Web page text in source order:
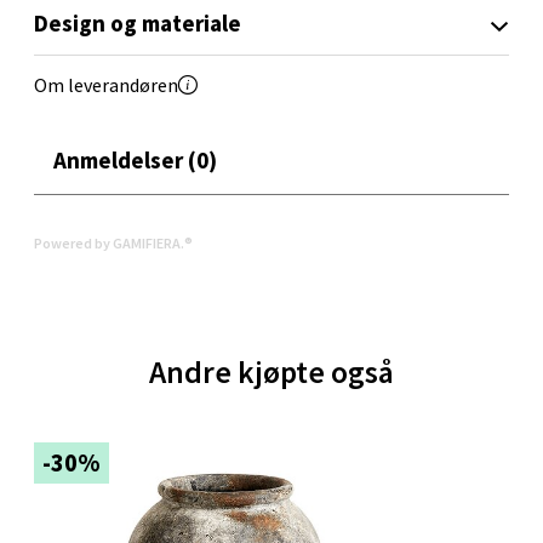
Design og materiale
Om leverandøren
Anmeldelser (0)
Powered by GAMIFIERA.®
Andre kjøpte også
-30%
Aunasenteret, Sunndalsvegen 3, 7340 Oppdal
Åpent i dag 10-19
0 i butikk
Thon Senter Orkanger, Orkdalsveien 113, 7300
Orkanger
Åpent i dag 09-20